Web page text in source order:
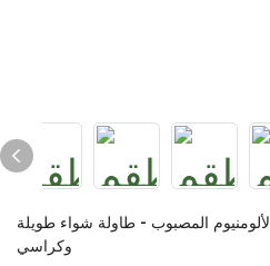
المصبوب - طاولة شواء طويلة
وكراسي